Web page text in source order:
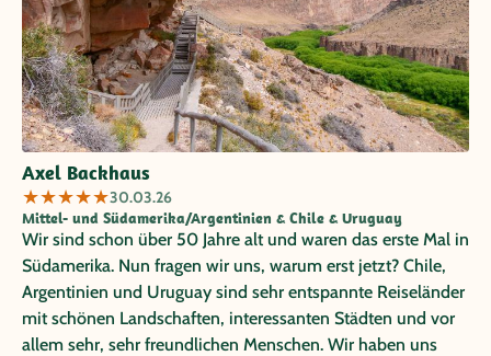
Axel Backhaus
★★★★★30.03.26
Mittel- und Südamerika/Argentinien & Chile & Uruguay
Wir sind schon über 50 Jahre alt und waren das erste Mal in
Südamerika. Nun fragen wir uns, warum erst jetzt? Chile,
Argentinien und Uruguay sind sehr entspannte Reiseländer
mit schönen Landschaften, interessanten Städten und vor
allem sehr, sehr freundlichen Menschen. Wir haben uns